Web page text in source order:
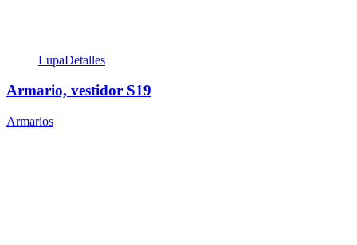
LupaDetalles
Armario, vestidor S19
Armarios